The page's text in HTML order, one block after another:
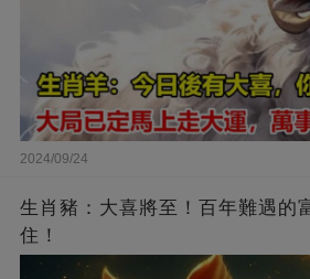
2024/09/24
生肖豬：大喜將至！百年難遇的
住！